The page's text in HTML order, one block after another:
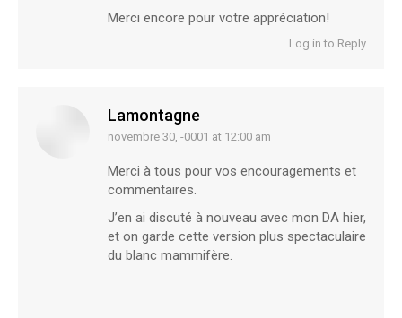
Merci encore pour votre appréciation!
Log in to Reply
Lamontagne
says:
novembre 30, -0001 at 12:00 am
Merci à tous pour vos encouragements et
commentaires.
J’en ai discuté à nouveau avec mon DA hier,
et on garde cette version plus spectaculaire
du blanc mammifère.